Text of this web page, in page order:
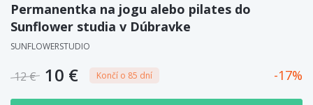
Permanentka na jogu alebo pilates do
Sunflower studia v Dúbravke
SUNFLOWERSTUDIO
12 € 10 € Končí o 85 dní 17